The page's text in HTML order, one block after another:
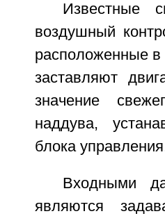
Известные
воздушный
расположенные в
заставляют
значение
наддува,
блока
Входными
являются